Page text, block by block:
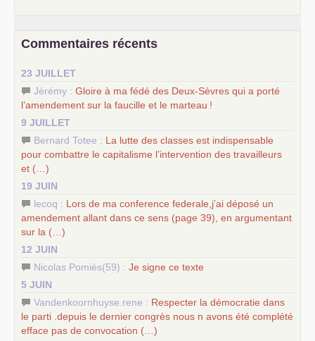
science sociale de notre temps
d’Europe
–lescinq chantiers pour contribuer au débat sur le projet
communiste
Commentaires récents
23 JUILLET
Jérémy : Gloire à ma fédé des Deux-Sèvres qui a porté
l’amendement sur la faucille et le marteau !
9 JUILLET
Bernard Totee : La lutte des classes est indispensable
pour combattre le capitalisme l’intervention des travailleurs
et (…)
19 JUIN
lecoq : Lors de ma conference federale,j’ai déposé un
amendement allant dans ce sens (page 39), en argumentant
sur la (…)
12 JUIN
Nicolas Pomiès(59) : Je signe ce texte
5 JUIN
Vandenkoornhuyse.rene : Respecter la démocratie dans
le parti .depuis le dernier congrès nous n avons été complété
efface pas de convocation (…)